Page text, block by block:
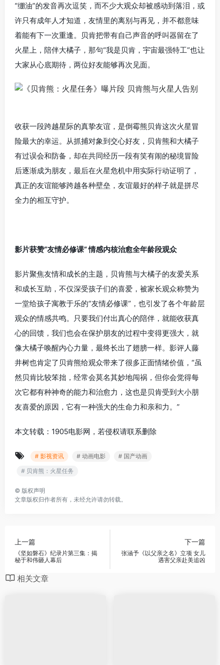
“绷油”的发音再次逗笑，而不少大观众却被感动到落泪，或
许只有成年人才知道，友情里的离别与再见，并不都意味
着能有下一次重逢。贝肯把带有自己声音的呼叫器留在了
火星上，陪伴大橘子，那句“我是贝肯，宇宙最强特工”也让
大家从心底期待，两位好友能够再次见面。
收获一段跨越星际的真挚友谊，是倒霉熊贝肯这次火星冒
险最大的幸运。从抓捕对象到交心好友，贝肯熊和大橘子
有过误会和防备，却在共同经历一段有笑有闹的秘境冒险
后逐渐成为朋友，最后在火星危机中用实际行动证明了，
真正的友谊能够跨越各种壁垒，友谊最好的样子就是拼尽
全力的相互守护。
影片获赞“友情必修课” 情感内核治愈全年龄段观众
影片聚焦友情和成长的主题，贝肯熊与大橘子的友爱关系
和成长互助，不仅深受孩子们的喜爱，被家长观众称赞为
一堂给孩子寓教于乐的“友情必修课”，也引发了各个年龄层
观众的情感共鸣。只要我们付出真心的陪伴，就能收获真
心的回馈，我们也会在保护朋友的过程中变得更强大，就
像大橘子唤醒内心力量，最终长出了翅膀一样。影评人藤
井树也肯定了贝肯熊给观众带来了很多正面情绪价值，“虽
然贝肯比较笨拙，经常会莫名其妙地闯祸，但你会觉得每
次它都有种神奇的能力和治愈力，这也是贝肯受到大小朋
友喜爱的原因，它有一种强大的生命力和亲和力。”
本文转载：1905电影网，若侵权请联系删除
# 影视资讯 # 动画电影
# 国产动画
# 贝肯熊：火星任务
© 版权声明
文章版权归作者所有，未经允许请勿转载。
上一篇
《坚如磐石》纪录片第三集：揭
秘于和伟砸人幕后
下一篇
张涵予《以父亲之名》立项 女儿
遇害父亲赴美追凶
相关文章